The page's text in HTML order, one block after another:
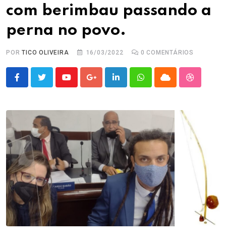
com berimbau passando a
perna no povo.
PORTICO OLIVEIRA 16/03/2022 0 COMENTÁRIOS
YoutubeGoogle+LinkedInWhatsappCloud